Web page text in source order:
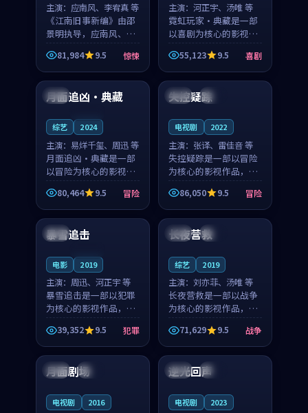
主演： 应南风、李宥真 等
《江南旧事新编》由邵
景明执导，应南风、李
宥真领衔主演，是一部
2018年上映的日本惊悚
综艺。影片以邻里温情
为切入，呈现一段从初
遇到告别都浸着真实
81,984 9.5 惊悚
主演： 河正宇、汤唯 等
霓虹玩家·典藏是一部
以喜剧为核心的影视作
品，围绕危机、反转与
人物成长展开，整体节
奏紧凑，值得推荐观
55,123 9.5 喜剧
美国
月面追凶·典藏
综艺 2024
主演： 易烊千玺、周迅 等
月面追凶·典藏是一部
以冒险为核心的影视作
品，围绕危机、反转与
人物成长展开，整体节
奏紧凑，值得推荐观
80,464 9.5 冒险
韩国 完结
失控疑踪
电视剧 2022
主演： 张译、雷佳音 等
失控疑踪是一部以冒险
为核心的影视作品，围
绕危机、反转与人物成
长展开，整体节奏紧
凑，值得推荐观看。
86,050 9.5 冒险
韩国
暴雪追击
电影 2019
主演： 周迅、河正宇 等
暴雪追击是一部以犯罪
为核心的影视作品，围
绕危机、反转与人物成
长展开，整体节奏紧
凑，值得推荐观看。
39,352 9.5 犯罪
法国 杜比
长夜营救
综艺 2019
主演： 刘亦菲、汤唯 等
长夜营救是一部以战争
为核心的影视作品，围
绕危机、反转与人物成
长展开，整体节奏紧
凑，值得推荐观看。
71,629 9.5 战争
日本 高分
月面剧场
电视剧 2016
中国 杜比
逆光回声
电视剧 2023